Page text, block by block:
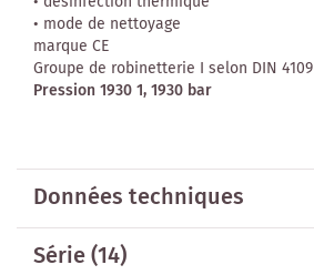
• mode de nettoyage
marque CE
Groupe de robinetterie I selon DIN 4109
Pression 1930 1, 1930 bar
Données techniques
Série(14)